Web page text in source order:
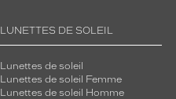
LUNETTES DE SOLEIL
Lunettes de soleil
Lunettes de soleil Femme
Lunettes de soleil Homme